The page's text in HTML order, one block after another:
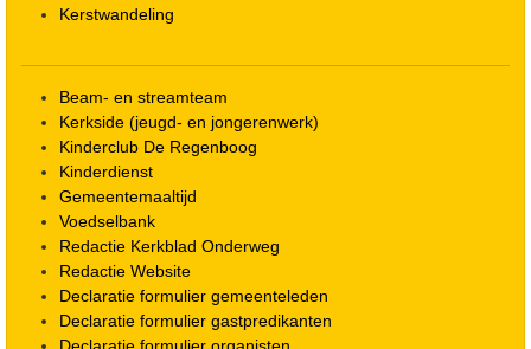
Kerstwandeling
Beam- en streamteam
Kerkside (jeugd- en jongerenwerk)
Kinderclub De Regenboog
Kinderdienst
Gemeentemaaltijd
Voedselbank
Redactie Kerkblad Onderweg
Redactie Website
Declaratie formulier gemeenteleden
Declaratie formulier gastpredikanten
Declaratie formulier organisten